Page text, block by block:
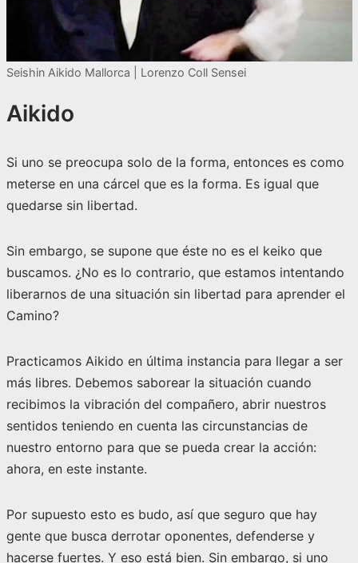
Seishin Aikido Mallorca | Lorenzo Coll Sensei
Aikido
Si uno se preocupa solo de la forma, entonces es como
meterse en una cárcel que es la forma. Es igual que
quedarse sin libertad.
Sin embargo, se supone que éste no es el keiko que
buscamos. ¿No es lo contrario, que estamos intentando
liberarnos de una situación sin libertad para aprender el
Camino?
Practicamos Aikido en última instancia para llegar a ser
más libres. Debemos saborear la situación cuando
recibimos la vibración del compañero, abrir nuestros
sentidos teniendo en cuenta las circunstancias de
nuestro entorno para que se pueda crear la acción:
ahora, en este instante.
Por supuesto esto es budo, así que seguro que hay
gente que busca derrotar oponentes, defenderse y
hacerse fuertes. Y eso está bien. Sin embargo, si uno